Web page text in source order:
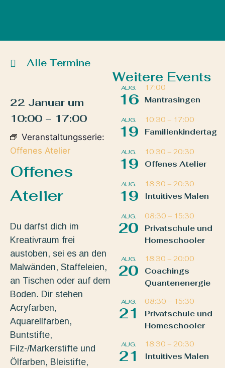
Alle Termine
22 Januar um
10:00 – 17:00
Veranstaltungsserie:
Offenes Atelier
Offenes
Atelier
Du darfst dich im
Kreativraum frei
austoben, sei es an den
Malwänden, Staffeleien,
an Tischen oder auf dem
Boden. Dir stehen
Acryfarben,
Aquarellfarben,
Buntstifte,
Filz-/Markerstifte und
Ölfarben, Bleistifte,
Weitere Events
AUG.
16
17:00
Mantrasingen
AUG.
19
10:30 – 17:00
Familienkindertag
AUG.
19
10:30 – 20:30
Offenes Atelier
AUG.
19
18:30 – 20:30
Intuitives Malen
AUG.
20
08:30 – 15:30
Privatschule und
Homeschooler
AUG.
20
18:30 – 20:00
Coachings
Quantenenergie
AUG.
21
08:30 – 15:30
Privatschule und
Homeschooler
AUG.
21
18:30 – 20:30
Intuitives Malen